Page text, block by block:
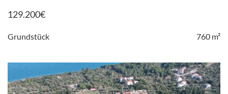
129.200€
Grundstück 760 m²